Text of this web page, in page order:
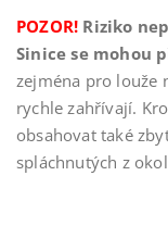
POZOR! Riziko
Sinice se mohou
zejména pro louže
rychle zahřívají.
obsahovat také
spláchnutých z